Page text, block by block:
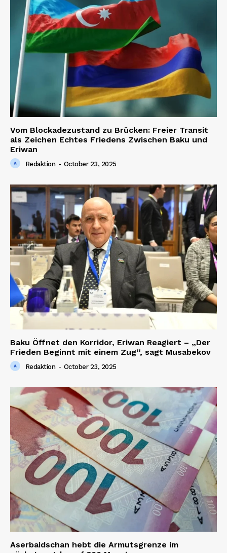
Vom Blockadezustand zu Brücken: Freier Transit
als Zeichen Echtes Friedens Zwischen Baku und
Eriwan
Redaktion - October 23, 2025
Baku Öffnet den Korridor, Eriwan Reagiert – „Der
Frieden Beginnt mit einem Zug“, sagt Musabekov
Redaktion - October 23, 2025
Aserbaidschan hebt die Armutsgrenze im